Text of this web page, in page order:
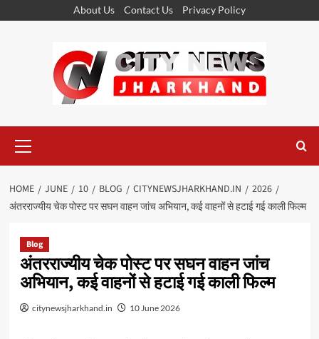
About Us Contact Us Privacy Policy
Menu
HOME JUNE 10 BLOG CITYNEWSJHARKHAND.IN
2026
अंतरराज्यीय चेक पोस्ट पर सघन वाहन जांच अभियान, कई वाहनों से हटाई गई काली फिल्म
Blog
अंतरराज्यीय चेक पोस्ट पर सघन वाहन जांच
अभियान, कई वाहनों से हटाई गई काली फिल्म
citynewsjharkhand.in 10 June 2026